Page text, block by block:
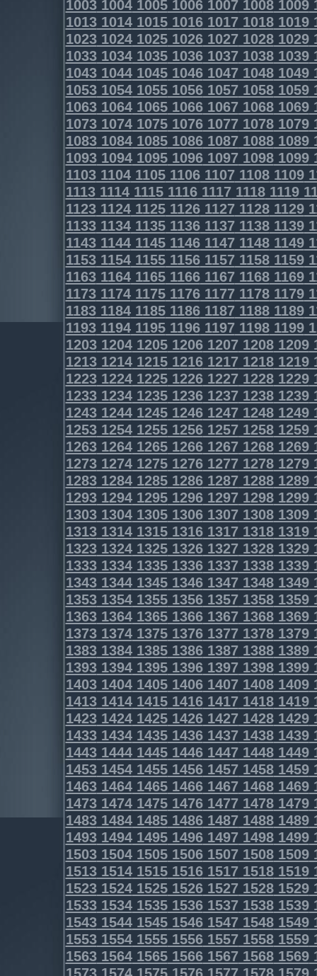
1003100410051006100710081009
1013101410151016101710181019
1023102410251026102710281029
1033103410351036103710381039
1043104410451046104710481049
1053105410551056105710581059
1063106410651066106710681069
1073107410751076107710781079
1083108410851086108710881089
1093109410951096109710981099
1103110411051106110711081109
1113111411151116111711181119
1123112411251126112711281129
1133113411351136113711381139
1143114411451146114711481149
1153115411551156115711581159
1163116411651166116711681169
1173117411751176117711781179
1183118411851186118711881189
1193119411951196119711981199
1203120412051206120712081209
1213121412151216121712181219
1223122412251226122712281229
1233123412351236123712381239
1243124412451246124712481249
1253125412551256125712581259
1263126412651266126712681269
1273127412751276127712781279
1283128412851286128712881289
1293129412951296129712981299
1303130413051306130713081309
1313131413151316131713181319
1323132413251326132713281329
1333133413351336133713381339
1343134413451346134713481349
1353135413551356135713581359
1363136413651366136713681369
1373137413751376137713781379
1383138413851386138713881389
1393139413951396139713981399
1403140414051406140714081409
1413141414151416141714181419
1423142414251426142714281429
1433143414351436143714381439
1443144414451446144714481449
1453145414551456145714581459
1463146414651466146714681469
1473147414751476147714781479
1483148414851486148714881489
1493149414951496149714981499
1503150415051506150715081509
1513151415151516151715181519
1523152415251526152715281529
1533153415351536153715381539
1543154415451546154715481549
1553155415551556155715581559
1563156415651566156715681569